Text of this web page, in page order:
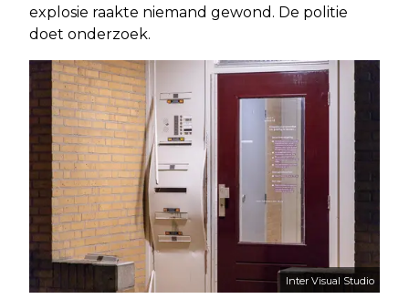
explosie raakte niemand gewond. De politie
doet onderzoek.
Inter Visual Studio